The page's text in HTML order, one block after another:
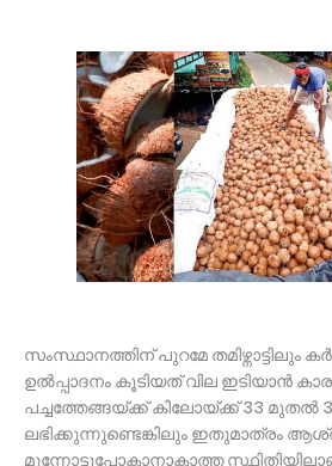
സംസ്ഥാനത്തിന് പുറമേ തമിഴ്നാട്ടിലും
ഉല്‍പ്പാദനം കൂടിയത് വില ഇടിയാന്‍
പച്ചത്തേങ്ങയ്ക്ക് കിലോയ്ക്ക് 33 മുതല്‍
ലഭിക്കുന്നുണ്ടെങ്കിലും ഇതുമാത്രം
മുന്നോട്ടുപോകാനാകാത്ത